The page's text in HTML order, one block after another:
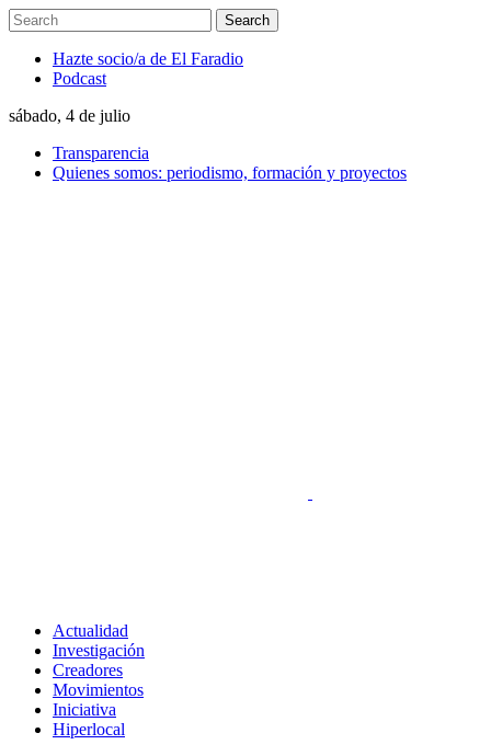
Hazte socio/a de El Faradio
Podcast
sábado, 4 de julio
Transparencia
Quienes somos: periodismo, formación y proyectos
Actualidad
Investigación
Creadores
Movimientos
Iniciativa
Hiperlocal